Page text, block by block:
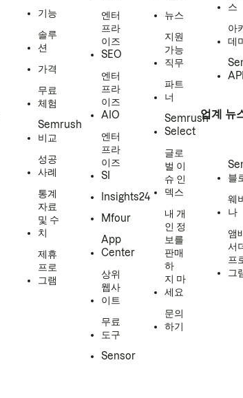
기능
솔루
션
가격
무료
체험
Semrush
비교
성공
사례
통계
자료
및 수
치
제휴
프로
그램
엔터
프라
이즈
SEO
엔터
프라
이즈
AIO
엔터
프라
이즈
SI
Insights24
Mfour
App
Center
상위
웹사
이트
무료
도구
Sensor
뉴스
지원
가능
직무
파트
너
Semrush
Select
글로
벌 이
슈 인
덱스
내 개
인 정
보를
판매
하
지 마
세요
문의
하기
스
아
데
업계 뉴
블
웨
나
앰
서
프
그